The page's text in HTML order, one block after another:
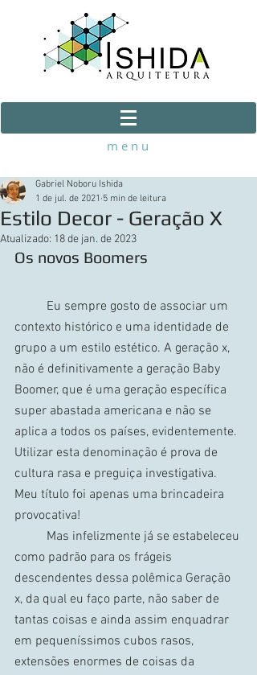
m e n u
Estilo Decor - Geração X
Gabriel Noboru Ishida
1 de jul. de 2021 5 min de leitura
Atualizado: 18 de jan. de 2023
Os novos Boomers
contexto histórico e uma identidade de
grupo a um estilo estético. A geração x,
não é definitivamente a geração Baby
Boomer, que é uma geração específica
super abastada americana e não se
aplica a todos os países, evidentemente.
Utilizar esta denominação é prova de
cultura rasa e preguiça investigativa.
Meu título foi apenas uma brincadeira
provocativa!
como padrão para os frágeis
descendentes dessa polêmica Geração
x, da qual eu faço parte, não saber de
tantas coisas e ainda assim enquadrar
em pequeníssimos cubos rasos,
extensões enormes de coisas da